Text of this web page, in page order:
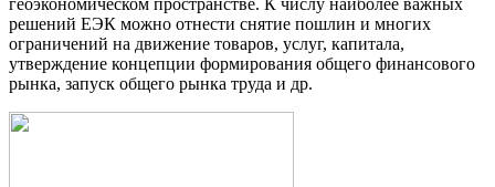
геоэкономическом пространстве. К числу наиболее важных
решений ЕЭК можно отнести снятие пошлин и многих
ограничений на движение товаров, услуг, капитала,
утверждение концепции формирования общего финансового
рынка, запуск общего рынка труда и др.